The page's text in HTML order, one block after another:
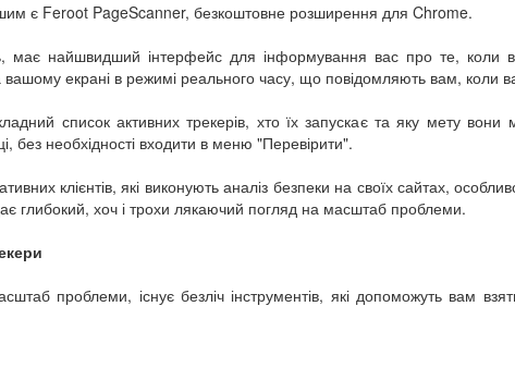
є Feroot PageScanner, безкоштовне розширення для Chrome.
має найшвидший інтерфейс для інформування вас про те, коли
екрані в режимі реального часу, що повідомляють вам, коли
список активних трекерів, хто їх запускає та яку мету
без необхідності входити в меню "Перевірити".
клієнтів, які виконують аналіз безпеки на своїх сайтах,
глибокий, хоч і трохи лякаючий погляд на масштаб проблеми.
проблеми, існує безліч інструментів, які допоможуть вам